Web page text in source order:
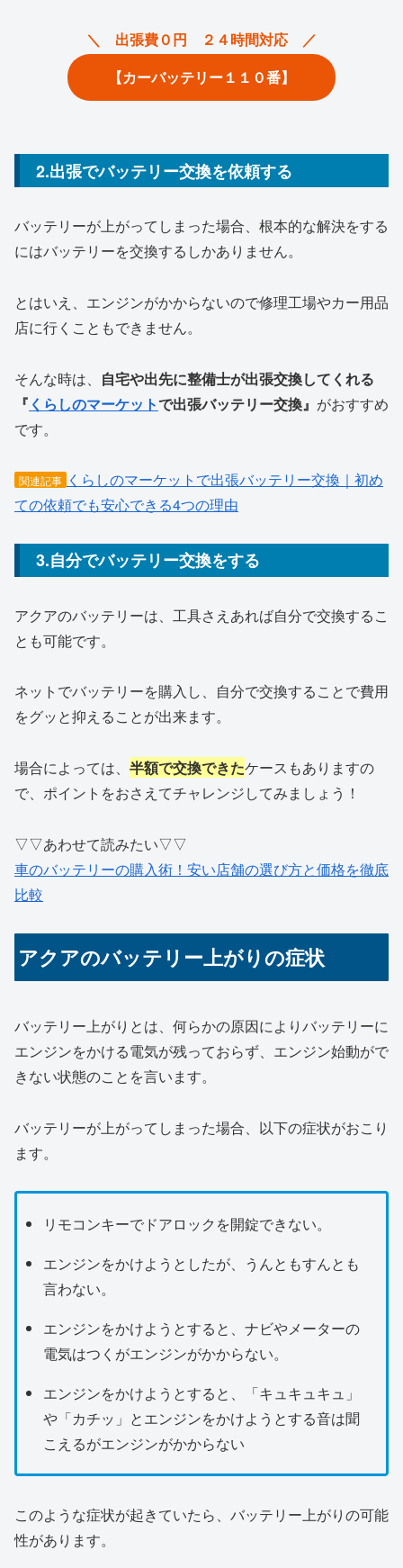
＼ 出張費０円 ２４時間対応 ／
【カーバッテリー１１０番】
2.出張でバッテリー交換を依頼する
バッテリーが上がってしまった場合、根本的な解決をする
にはバッテリーを交換するしかありません。
とはいえ、エンジンがかからないので修理工場やカー用品
店に行くこともできません。
そんな時は、 自宅や出先に整備士が出張交換してくれる
『 くらしのマーケットで出張バッテリー交換』 がおすすめ
です。
関連記事 くらしのマーケットで出張バッテリー交換｜初め
ての依頼でも安心できる4つの理由
3.自分でバッテリー交換をする
アクアのバッテリーは、工具さえあれば自分で交換するこ
とも可能です。
ネットでバッテリーを購入し、自分で交換することで費用
をグッと抑えることが出来ます。
場合によっては、 半額で交換できたケースもありますの
で、ポイントをおさえてチャレンジしてみましょう！
▽▽あわせて読みたい▽▽
車のバッテリーの購入術！安い店舗の選び方と価格を徹底
比較
アクアのバッテリー上がりの症状
バッテリー上がりとは、何らかの原因によりバッテリーに
エンジンをかける電気が残っておらず、エンジン始動がで
きない状態のことを言います。
バッテリーが上がってしまった場合、以下の症状がおこり
ます。
リモコンキーでドアロックを開錠できない。
エンジンをかけようとしたが、うんともすんとも
言わない。
エンジンをかけようとすると、ナビやメーターの
電気はつくがエンジンがかからない。
エンジンをかけようとすると、「キュキュキュ」
や「カチッ」とエンジンをかけようとする音は聞
こえるがエンジンがかからない
このような症状が起きていたら、バッテリー上がりの可能
性があります。